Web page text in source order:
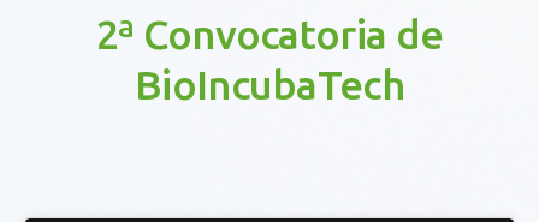
2ª Convocatoria de
BioIncubaTech